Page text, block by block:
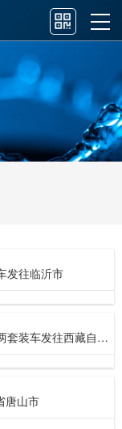
发往临沂市
【川一股份】25T/H反渗透+20T/H反渗透设备两套装车发往西藏自治区
唐山市